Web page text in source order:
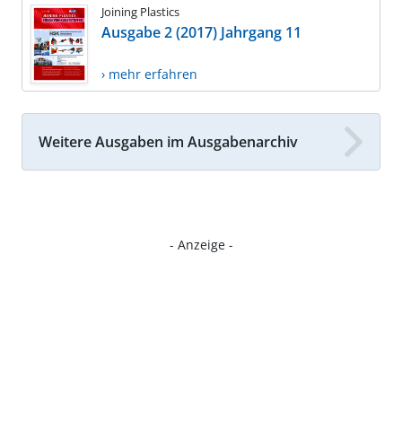
Joining Plastics
Ausgabe 2 (2017) Jahrgang 11
› mehr erfahren
Weitere Ausgaben im Ausgabenarchiv
- Anzeige -